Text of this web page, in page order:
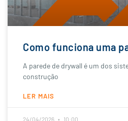
Como funciona uma
A parede de drywall é um dos
construção
LER MAIS
24/04/2026 10:00